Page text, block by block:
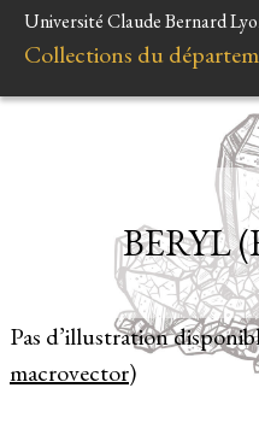
Université Claude Bernard
Collections du
Pas d’illustration
macrovector)
BERYL